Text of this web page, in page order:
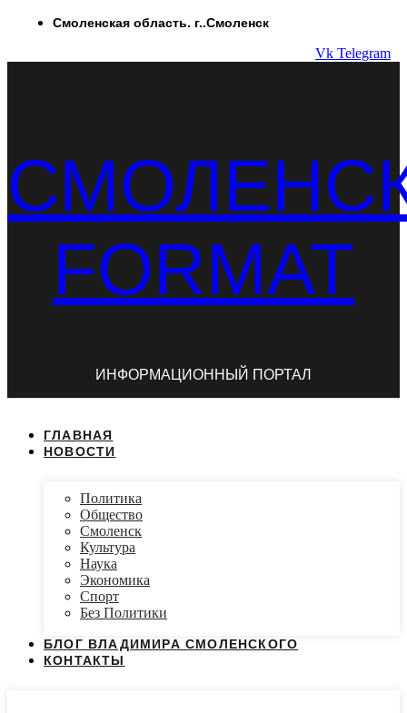
ПерейтиСмоленская область. г..Смоленск
Vk Telegram
FORMAT
ИНФОРМАЦИОННЫЙ ПОРТАЛ
ГЛАВНАЯ
НОВОСТИ
Политика
Общество
Смоленск
Культура
Наука
Экономика
Спорт
Без Политики
БЛОГ ВЛАДИМИРА СМОЛЕНСКОГО
КОНТАКТЫ